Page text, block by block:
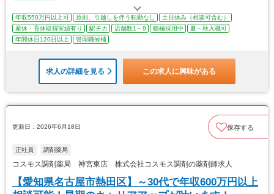
年収550万円以上可 原則、引越しを伴う転勤なし
土日休み（相談可含む）
産休・育休取得実績有り
駅チカ 店舗数1～9 積極採用中
夏～秋入職可
年間休日120日以上
管理職候補
求人の詳細を見る この求人に興味がある
更新日：2026年6月18日 保存する
正社員 調剤薬局
コスモス調剤薬局 神宮東店 株式会社コスモス調剤の薬剤師求人
【愛知県名古屋市熱田区】～30代で年収600万円以上